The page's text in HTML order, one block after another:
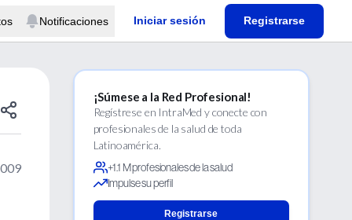
Notificaciones Iniciar sesión Registrarse
¡Súmese a la Red Profesional!
Regístrese en IntraMed y conecte con
profesionales de la salud de toda
Latinoamérica.
+1.1 M profesionales de la salud
Impulse su perfil
Registrarse